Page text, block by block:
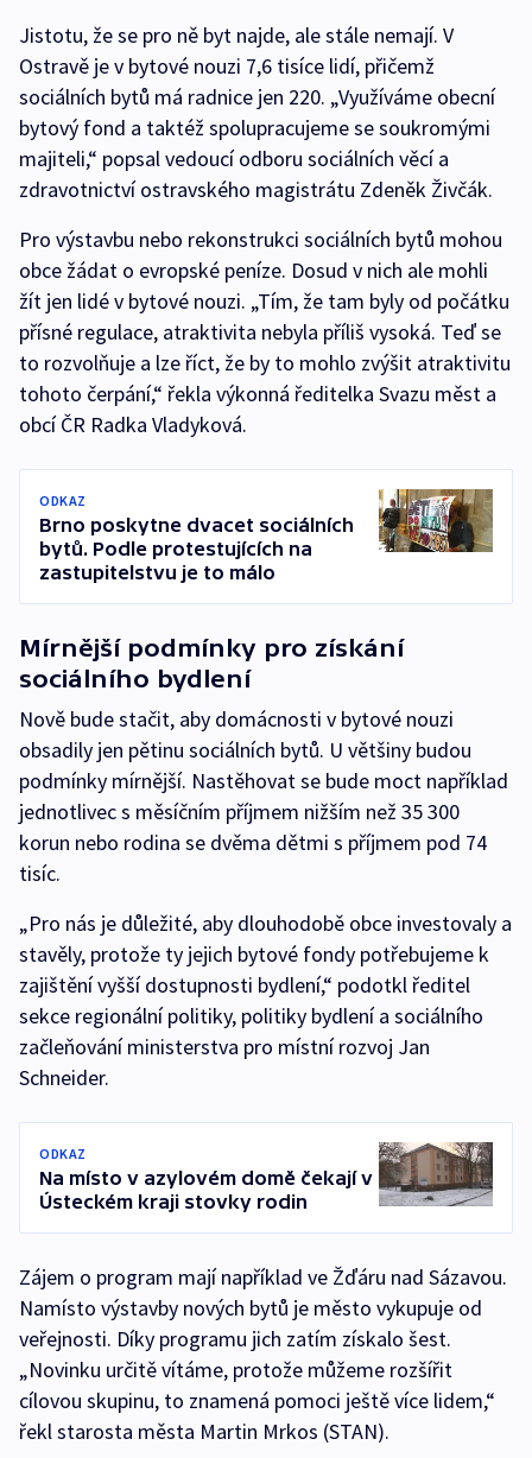
Jistotu, že se pro ně byt najde, ale stále nemají. V
Ostravě je v bytové nouzi 7,6 tisíce lidí, přičemž
sociálních bytů má radnice jen 220. „Využíváme obecní
bytový fond a taktéž spolupracujeme se soukromými
majiteli,“ popsal vedoucí odboru sociálních věcí a
zdravotnictví ostravského magistrátu Zdeněk Živčák.
Pro výstavbu nebo rekonstrukci sociálních bytů mohou
obce žádat o evropské peníze. Dosud v nich ale mohli
žít jen lidé v bytové nouzi. „Tím, že tam byly od počátku
přísné regulace, atraktivita nebyla příliš vysoká. Teď se
to rozvolňuje a lze říct, že by to mohlo zvýšit atraktivitu
tohoto čerpání,“ řekla výkonná ředitelka Svazu měst a
obcí ČR Radka Vladyková.
ODKAZ
Brno poskytne dvacet sociálních
bytů. Podle protestujících na
zastupitelstvu je to málo
Mírnější podmínky pro získání
sociálního bydlení
Nově bude stačit, aby domácnosti v bytové nouzi
obsadily jen pětinu sociálních bytů. U většiny budou
podmínky mírnější. Nastěhovat se bude moct například
jednotlivec s měsíčním příjmem nižším než 35 300
korun nebo rodina se dvěma dětmi s příjmem pod 74
tisíc.
„Pro nás je důležité, aby dlouhodobě obce investovaly a
stavěly, protože ty jejich bytové fondy potřebujeme k
zajištění vyšší dostupnosti bydlení,“ podotkl ředitel
sekce regionální politiky, politiky bydlení a sociálního
začleňování ministerstva pro místní rozvoj Jan
Schneider.
ODKAZ
Na místo v azylovém domě čekají v
Ústeckém kraji stovky rodin
Zájem o program mají například ve Žďáru nad Sázavou.
Namísto výstavby nových bytů je město vykupuje od
veřejnosti. Díky programu jich zatím získalo šest.
„Novinku určitě vítáme, protože můžeme rozšířit
cílovou skupinu, to znamená pomoci ještě více lidem,“
řekl starosta města Martin Mrkos (STAN).